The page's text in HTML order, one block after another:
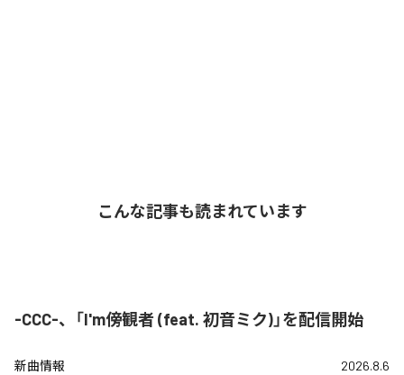
こんな記事も読まれています
-CCC-、「I'm傍観者 (feat. 初音ミク)」を配信開始
新曲情報 2026.8.6